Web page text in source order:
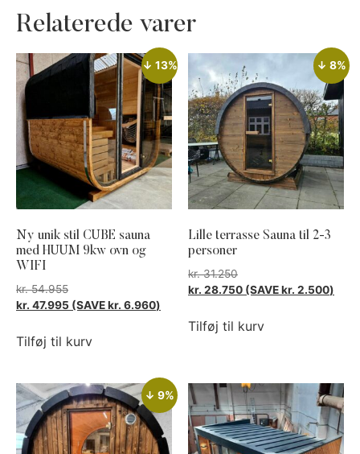
Relaterede varer
↓ 13%
Ny unik stil CUBE sauna
med HUUM 9kw ovn og
WIFI
kr.54.955
kr. 47.995 (SAVEkr. 6.960)
Tilføj til kurv
↓ 8%
Lille terrasse Sauna til 2-3
personer
kr.31.250
kr. 28.750 (SAVEkr. 2.500)
Tilføj til kurv
↓ 9%